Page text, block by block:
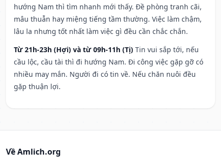
hướng Nam thì tìm nhanh mới thấy. Đề phòng tranh cãi,
mâu thuẫn hay miệng tiếng tầm thường. Việc làm chậm,
lâu la nhưng tốt nhất làm việc gì đều cần chắc chắn.
Từ 21h-23h (Hợi) và từ 09h-11h (Tị) Tin vui sắp tới, nếu
cầu lộc, cầu tài thì đi hướng Nam. Đi công việc gặp gỡ có
nhiều may mắn. Người đi có tin về. Nếu chăn nuôi đều
gặp thuận lợi.
Về Amlich.org